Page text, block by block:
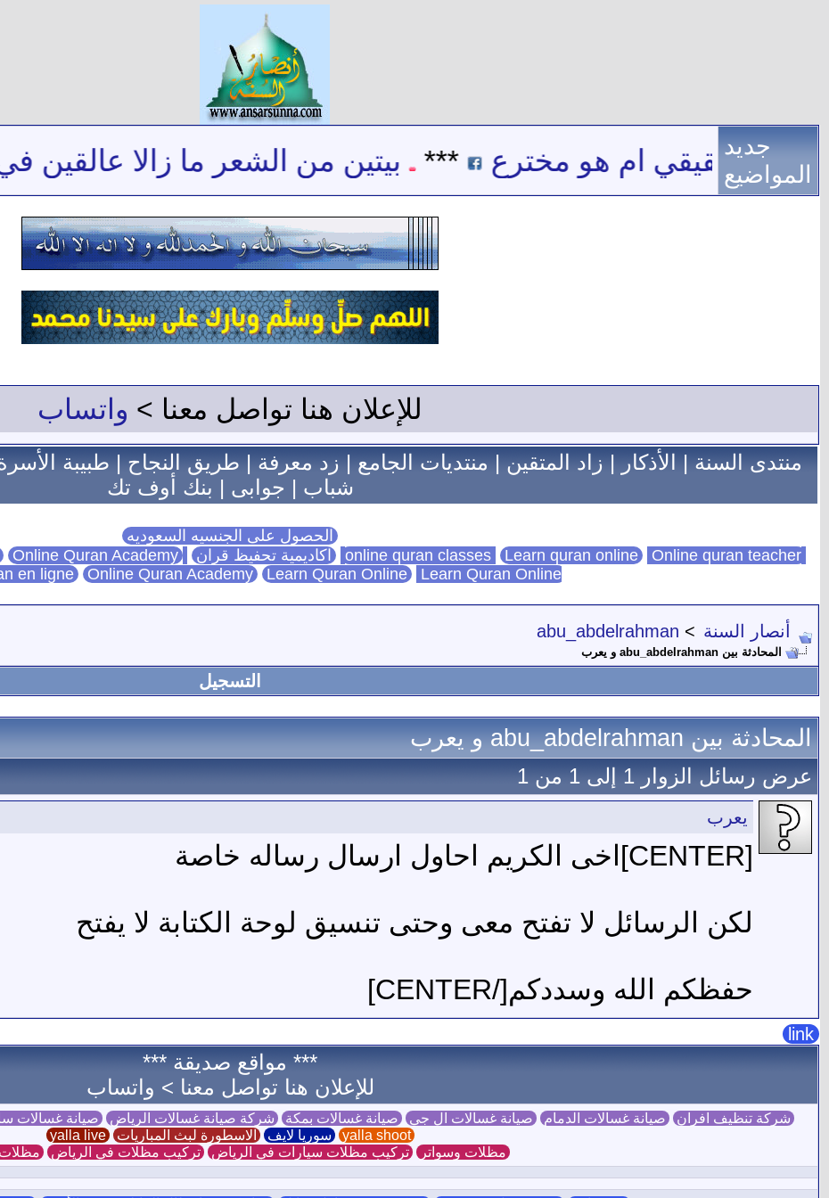
اسم حقيقي ام هو مخترع *** بيتين من الشعر ما زالا عالقين في
جديد
المواضيع
للإعلان هنا تواصل معنا > واتساب
منتدى السنة|الأذكار|زاد المتقين|منتديات الجامع|زد معرفة|طريق النجاح|طبيبة
شباب | جوابى | بنك أوف تك
الحصول على الجنسيه السعوديه
Learn quran online Online quran teacher اكاديمية تحفيظ قران Online Quran Academy
en ligne Online Quran Academy Learn Quran Online Learn Quran Online
أنصار السنة >
abu_abdelrahman
المحادثة بين abu_abdelrahman و يعرب
التسجيل
المحادثة بين abu_abdelrahman و يعرب
عرض رسائل الزوار 1 إلى 1من1
يعرب
[CENTER]اخى الكريم احاول ارسال رساله خاصة
لكن الرسائل لا تفتح معى وحتى تنسيق لوحة الكتابة لا يفتح
حفظكم الله وسددكم[/CENTER]
link
*** مواقع صديقة ***
للإعلان هنا تواصل معنا > واتساب
شركة تنظيف افران صيانة غسالات الدمام صيانة غسالات ال جي صيانة غسالات بمكة شركة صيانة غسالات الرياض صيانة غسالات
yalla shoot
سوريا لايف الاسطورة لبث المباريات yalla live
مظلات وسواتر تركيب مظلات سيارات في الرياض تركيب مظلات في الرياض